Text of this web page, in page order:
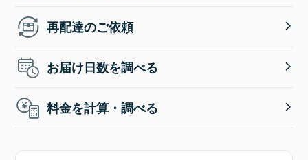
再配達のご依頼
お届け日数を調べる
料金を計算・調べる